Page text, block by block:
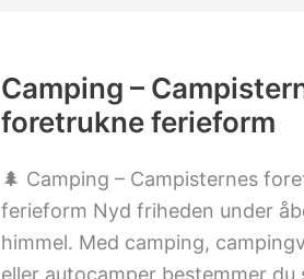
Camping –
foretrukne ferieform
🌲 Camping – Campisternes
ferieform Nyd friheden under
himmel. Med camping,
eller autocamper bestemmer du
foretrukne
ferieform